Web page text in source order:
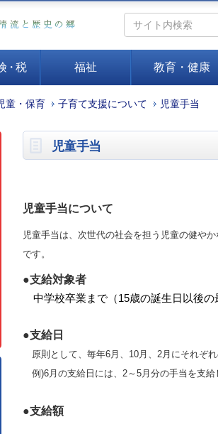
・税 福祉 教育・健康
童・保育 子育て支援について 児童手当
児童手当
児童手当について
児童手当は、次世代の社会を担う児童の健や
です。
●支給対象者
中学校卒業まで（15歳の誕生日以後の
●支給日
原則として、毎年6月、10月、2月にそれぞれ
例)6月の支給日には、2～5月分の手当を支給
●支給額